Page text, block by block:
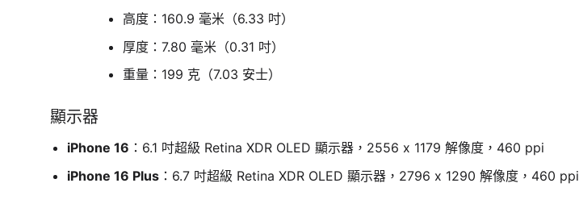
高度：160.9 毫米（6.33 吋）
厚度：7.80 毫米（0.31 吋）
重量：199 克（7.03 安士）
顯示器
iPhone 16 ：6.1 吋超級 Retina XDR OLED 顯示器，2556 x 1179 解像度，460 ppi
iPhone 16 Plus：6.7 吋超級 Retina XDR OLED 顯示器，2796 x 1290 解像度，460 ppi